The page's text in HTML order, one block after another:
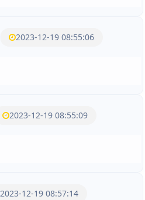
2023-12-19 08:55:06
2023-12-19 08:55:09
2023-12-19 08:57:14